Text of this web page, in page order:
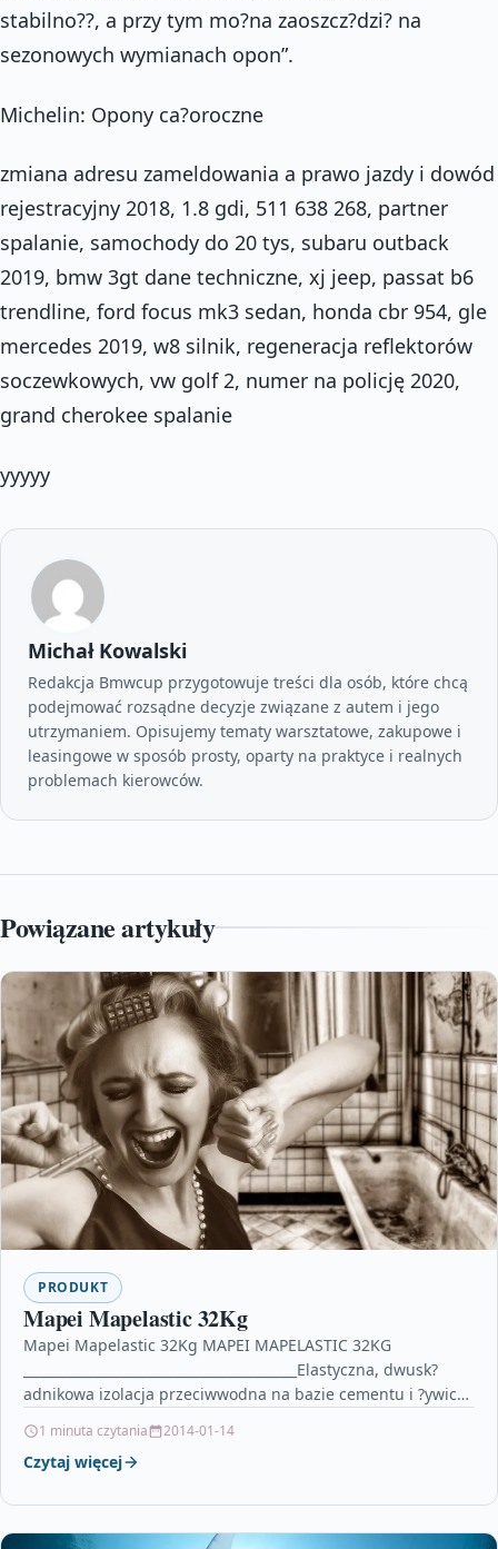
stabilno??, a przy tym mo?na zaoszcz?dzi? na
sezonowych wymianach opon”.
Michelin: Opony ca?oroczne
zmiana adresu zameldowania a prawo jazdy i dowód
rejestracyjny 2018, 1.8 gdi, 511 638 268, partner
spalanie, samochody do 20 tys, subaru outback
2019, bmw 3gt dane techniczne, xj jeep, passat b6
trendline, ford focus mk3 sedan, honda cbr 954, gle
mercedes 2019, w8 silnik, regeneracja reflektorów
soczewkowych, vw golf 2, numer na policję 2020,
grand cherokee spalanie
yyyyy
Michał Kowalski
Redakcja Bmwcup przygotowuje treści dla osób, które chcą
podejmować rozsądne decyzje związane z autem i jego
utrzymaniem. Opisujemy tematy warsztatowe, zakupowe i
leasingowe w sposób prosty, oparty na praktyce i realnych
problemach kierowców.
Powiązane artykuły
PRODUKT
Mapei Mapelastic 32Kg
Mapei Mapelastic 32Kg MAPEI MAPELASTIC 32KG
_________________________________________Elastyczna, dwusk?
adnikowa izolacja przeciwwodna na bazie cementu i ?ywic
i basenów. Wykonywanie…
1 minuta czytania 2014-01-14
Czytaj więcej